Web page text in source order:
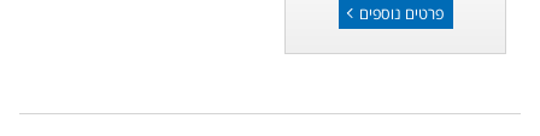
פרטים נוספים